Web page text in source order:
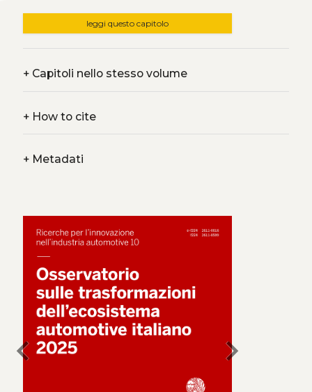
leggi questo capitolo
+Capitoli nello stesso volume
+How to cite
+Metadati
chevron_left chevron_right